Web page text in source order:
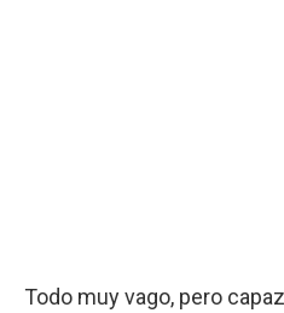
Todo muy vago, pero